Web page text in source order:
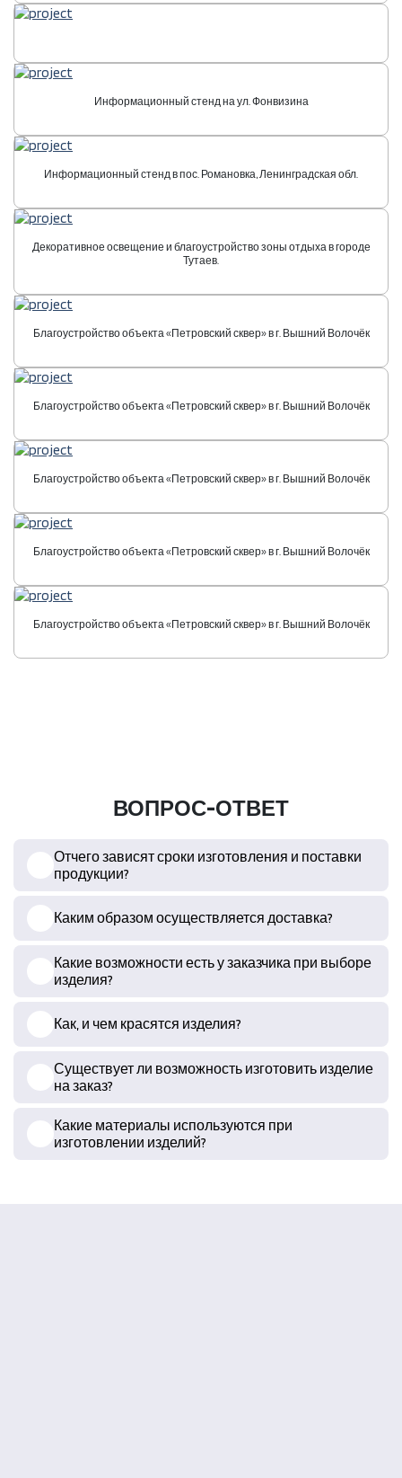
Информационный стенд на ул. Фонвизина
Информационный стенд в пос. Романовка, Ленинградская обл.
Декоративное освещение и благоустройство зоны отдыха в городе
Тутаев.
Благоустройство объекта «Петровский сквер» в г. Вышний Волочёк
Благоустройство объекта «Петровский сквер» в г. Вышний Волочёк
Благоустройство объекта «Петровский сквер» в г. Вышний Волочёк
Благоустройство объекта «Петровский сквер» в г. Вышний Волочёк
Благоустройство объекта «Петровский сквер» в г. Вышний Волочёк
ВОПРОС-ОТВЕТ
Отчего зависят сроки изготовления и поставки
продукции?
Каким образом осуществляется доставка?
Какие возможности есть у заказчика при выборе
изделия?
Как, и чем красятся изделия?
Существует ли возможность изготовить изделие
на заказ?
Какие материалы используются при
изготовлении изделий?